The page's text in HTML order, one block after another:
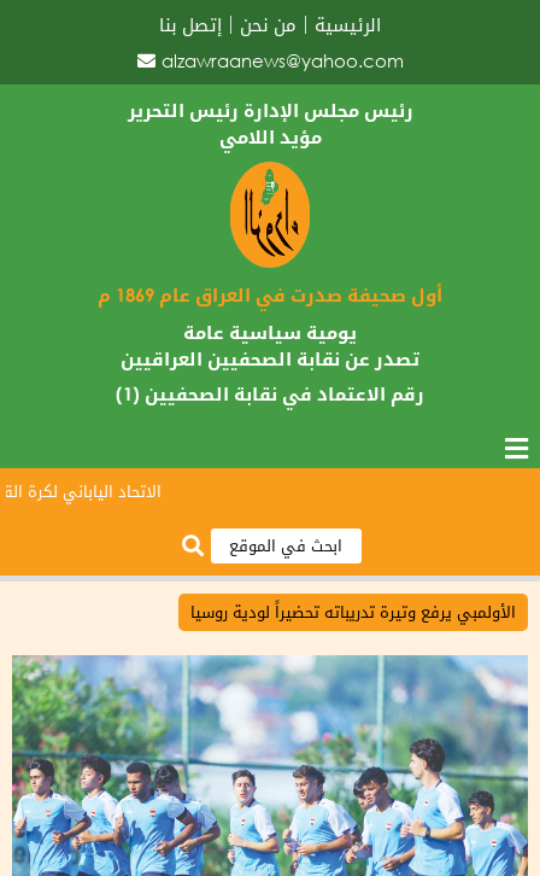
الرئيسية من نحن
إتصل بنا
alzawraanews@yahoo.com
رئيس مجلس الإدارة رئيس التحرير
مؤيد اللامي
أول صحيفة صدرت في العراق عام 1869 م
يومية سياسية عامة
تصدر عن نقابة الصحفيين العراقيين
رقم الاعتماد في نقابة الصحفيين (1)
الاتحاد الياباني لكرة
الأولمبي يرفع وتيرة تدريباته تحضيراً لودية روسيا